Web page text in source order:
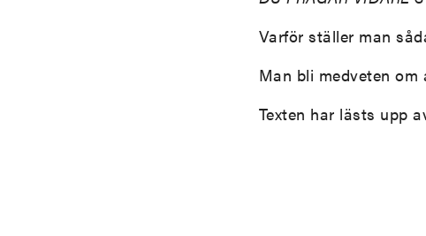
Varför ställer man
Man bli medveten
Texten har lästs upp